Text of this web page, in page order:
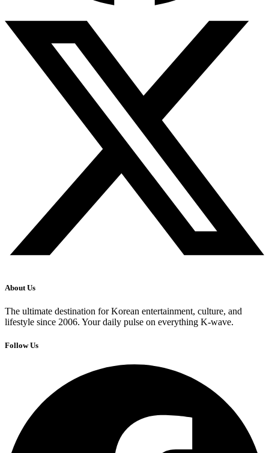
About Us
The ultimate destination for Korean entertainment, culture, and
lifestyle since 2006. Your daily pulse on everything K-wave.
Follow Us